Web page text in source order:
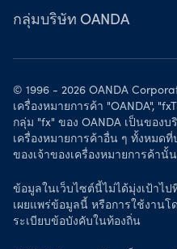
แคนาดา
สหราชอาณาจักร
สิงคโปร์
ตลาดเกิดใหม่
ยุโรป
กลุ่มบริษัท OANDA
เกี่ยวกับเรา
รางวัล
ข่าวสารและการวิเค
© 1996 - 2026 OANDA
เครื่องหมายการค้า "OANDA",
กลุ่ม "fx" ของ OANDA เป็นของบ
เครื่องหมายการค้าอื่น ๆ ทั้งหมด
ของเจ้าของเครื่องหมายการค้านั้
ข้อมูลในเว็บไซต์นี้ไม่ได้มุ่งเป้าไป
เผยแพร่ข้อมูลนี้ หรือการใช้งาน
ระเบียบข้อบังคับในท้องถิ่น